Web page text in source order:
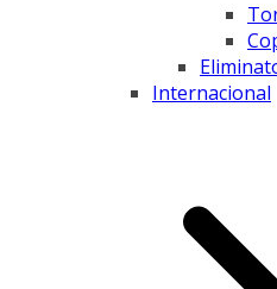
Internacional